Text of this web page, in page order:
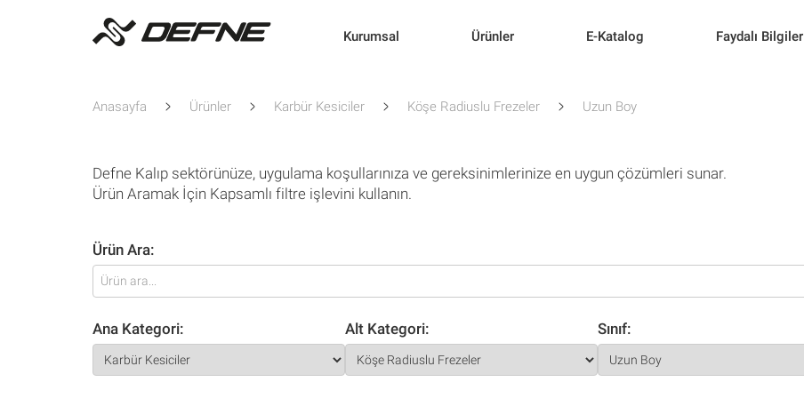
Kurumsal Ürünler E-Katalog Faydalı Bilgiler
Anasayfa Ürünler Karbür Kesiciler Köşe Radiuslu Frezeler Uzun Boy
Defne Kalıp sektörünüze, uygulama koşullarınıza ve gereksinimlerinize en uygun çözümleri sunar.
Ürün Aramak İçin Kapsamlı filtre işlevini kullanın.
Ürün Ara:
Ana Kategori: Alt Kategori: Sınıf: